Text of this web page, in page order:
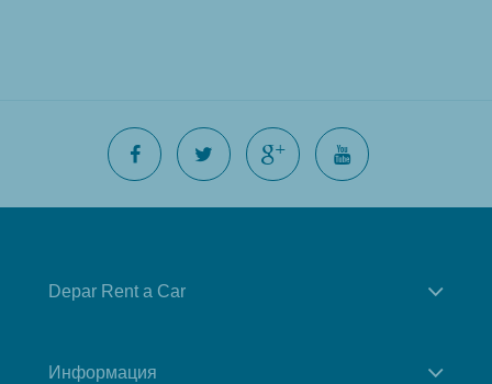
Depar Rent a Car
Информация